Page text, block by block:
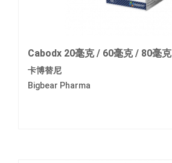
Cabodx 20毫克 / 60毫克 / 80毫克
卡博替尼
Bigbear Pharma